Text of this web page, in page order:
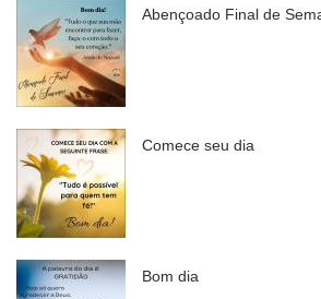
Abençoado Final de
Comece seu dia
Bom dia